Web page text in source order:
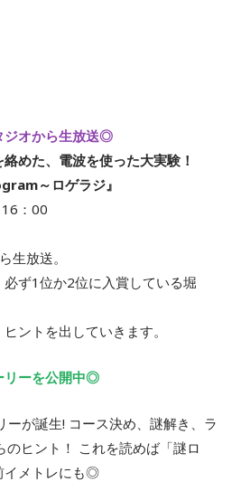
ジオから生放送◎
めた、電波を使った大実験！
～ロゲラジ』
：00
生放送。
ず1位か2位に入賞している堀
ントを出していきます。
リーを公開中◎
ーが誕生! コース決め、謎解き、ラ
ヒント！ これを読めば「謎ロ
イメトレにも◎